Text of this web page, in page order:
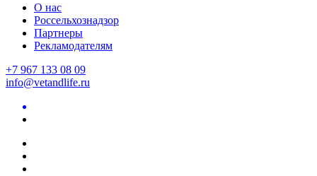
О нас
Россельхознадзор
Партнеры
Рекламодателям
+7 967 133 08 09
info@vetandlife.ru